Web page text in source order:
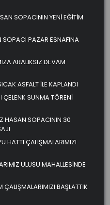
SOPACININ YENİ EĞİTİM
SOPACI PAZAR ESNAFINA
ARALIKSIZ DEVAM
ASFALT İLE KAPLANDI
SUNMA TÖRENİ
HASAN SOPACININ 30
HATTI ÇALIŞMALARIMIZI
ULUSU MAHALLESİNDE
ÇALIŞMALARIMIZI BAŞLATTIK